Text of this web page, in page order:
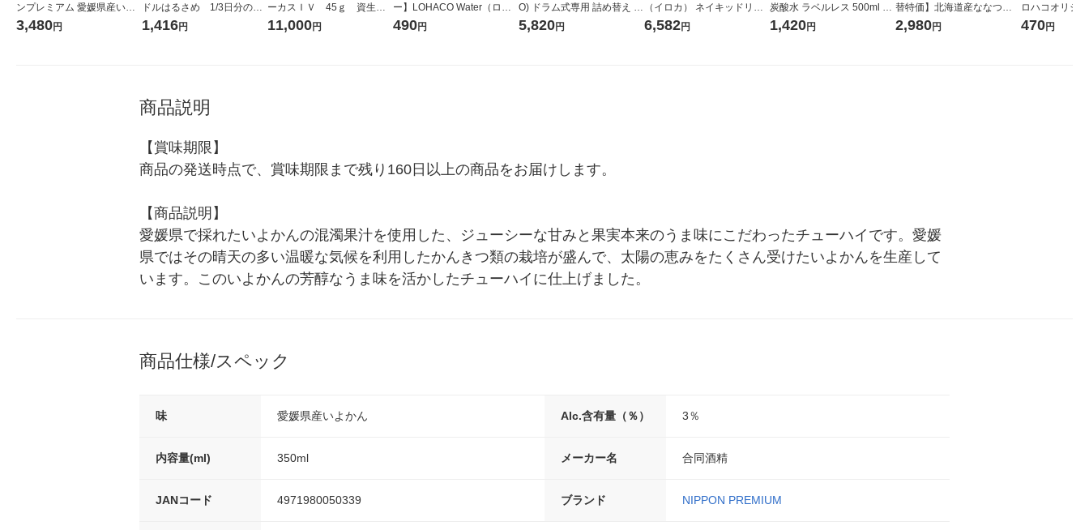
ンプレミアム 愛媛県産いよ
かん 缶 350ml 1箱（24本）
3,480円
ドルはるさめ 1/3日分の野
菜ちゃんぽん味 43g 1セ
1,416円
ーカスＩＶ 45ｇ 資生
堂 おまけ付き
11,000円
ー】LOHACO Water（ロハ
コウォーター）2L ラベルレ
490円
O) ドラム式専用 詰め替え メ
ガジャンボ 2300g 1セット
5,820円
（イロカ） ネイキッドリリ
ーの香り 柔軟剤 詰め替え 超
6,582円
炭酸水 ラベルレス 500ml 1
箱（24本入）
1,420円
替特価】北海道産ななつぼ
し 無洗米 5kg 1袋 令和7年産
2,980円
ロハコオリジ
ックティッシ
470円
商品説明
【賞味期限】
商品の発送時点で、賞味期限まで残り160日以上の商品をお届けします。
【商品説明】
愛媛県で採れたいよかんの混濁果汁を使用した、ジューシーな甘みと果実本来のうま味にこだわったチューハイです。愛媛
県ではその晴天の多い温暖な気候を利用したかんきつ類の栽培が盛んで、太陽の恵みをたくさん受けたいよかんを生産して
います。このいよかんの芳醇なうま味を活かしたチューハイに仕上げました。
商品仕様/スペック
味 愛媛県産いよかん Alc.含有量（％） 3％
内容量(ml) 350ml メーカー名 合同酒精
JANコード 4971980050339 ブランド NIPPON PREMIUM